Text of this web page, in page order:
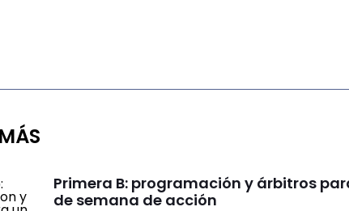
Primera B: programación y árbitros
de semana de acción